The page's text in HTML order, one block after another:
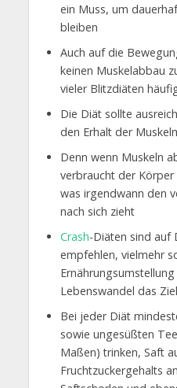
ein Muss, um
bleiben
Auch auf die
keinen Muskelabbau
vieler Blitzdiäten
Die Diät sollte
den Erhalt der
Denn wenn Muskeln
verbraucht der
was irgendwann den
nach sich zieht
Crash-Diäten sind auf
empfehlen, vielmehr
Lebenswandel das
Bei jeder Diät
sowie ungesüßten
Maßen) trinken, Saft
Fruchtzuckergehalts